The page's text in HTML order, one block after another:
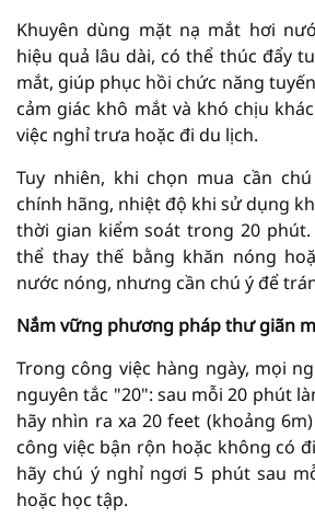
Khuyên dùng mặt nạ mắt hơi
hiệu quả lâu dài, có thể thúc đẩy
mắt, giúp phục hồi chức năng
cảm giác khô mắt và khó chịu
việc nghỉ trưa hoặc đi du lịch.
Tuy nhiên, khi chọn mua cần
chính hãng, nhiệt độ khi sử dụng
thời gian kiểm soát trong 20 phút.
thể thay thế bằng khăn nóng
nước nóng, nhưng cần chú ý để
Nắm vững phương pháp thư giãn
Trong công việc hàng ngày, mọi
nguyên tắc "20": sau mỗi 20 phút
hãy nhìn ra xa 20 feet (khoảng
công việc bận rộn hoặc không có
hãy chú ý nghỉ ngơi 5 phút sau
hoặc học tập.